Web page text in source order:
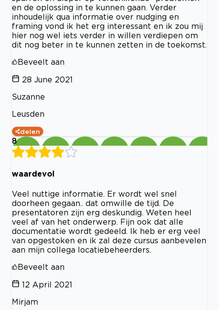
en de oplossing in te kunnen gaan. Verder
inhoudelijk qua informatie over nudging en
framing vond ik het erg interessant en ik zou mij
hier nog wel iets verder in willen verdiepen om
dit nog beter in te kunnen zetten in de toekomst.
Beveelt aan
28 June 2021
Suzanne
Leusden
delen
8
waardevol
Veel nuttige informatie. Er wordt wel snel
doorheen gegaan.. dat omwille de tijd. De
presentatoren zijn erg deskundig. Weten heel
veel af van het onderwerp. Fijn ook dat alle
documentatie wordt gedeeld. Ik heb er erg veel
van opgestoken en ik zal deze cursus aanbevelen
aan mijn collega locatiebeheerders.
Beveelt aan
12 April 2021
Mirjam